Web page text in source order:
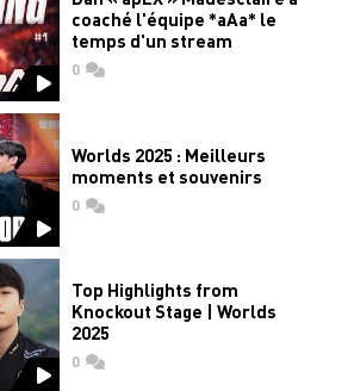
coaché l'équipe *aAa* le
temps d'un stream
0commentaires
Worlds 2025 : Meilleurs
moments et souvenirs
0commentaires
Top Highlights from
Knockout Stage | Worlds
2025
0commentaires